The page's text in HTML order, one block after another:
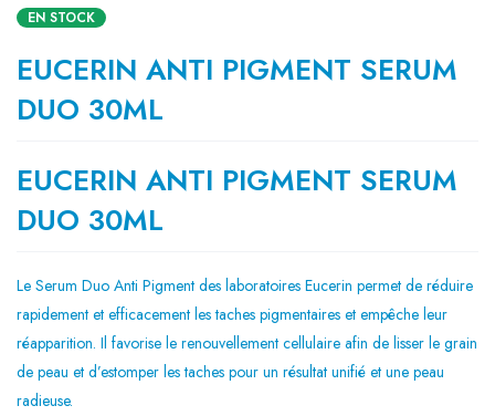
EN STOCK
EUCERIN ANTI PIGMENT SERUM
DUO 30ML
EUCERIN ANTI PIGMENT SERUM
DUO 30ML
Le Serum Duo Anti Pigment des laboratoires Eucerin permet de réduire
rapidement et efficacement les taches pigmentaires et empêche leur
réapparition. Il favorise le renouvellement cellulaire afin de lisser le grain
de peau et d’estomper les taches pour un résultat unifié et une peau
radieuse.